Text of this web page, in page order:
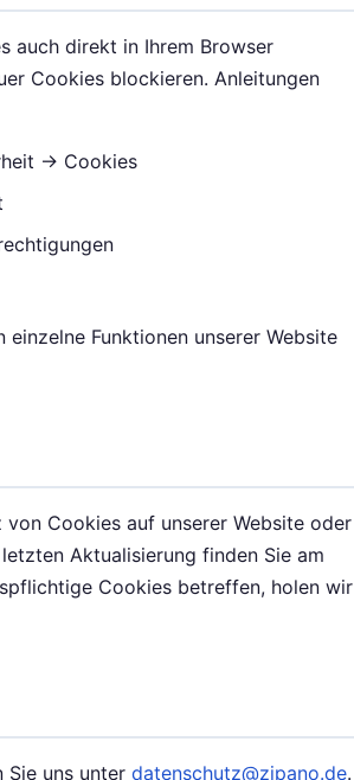
auch direkt in Ihrem Browser
Cookies blockieren. Anleitungen
→ Cookies
Funktionen unserer Website
Cookies auf unserer Website oder
Aktualisierung finden Sie am
Cookies betreffen, holen wir
Sie uns unter datenschutz@zipano.de.